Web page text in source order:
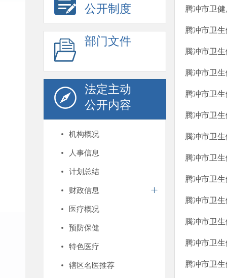
公开制度
部门文件
法定主动
公开内容
机构概况
人事信息
计划总结
财政信息
医疗概况
预防保健
特色医疗
辖区名医推荐
腾冲市卫
腾冲市卫
腾冲市卫
腾冲市卫
腾冲市卫
腾冲市卫
腾冲市卫
腾冲市卫
腾冲市卫
腾冲市卫
腾冲市卫
腾冲市卫
腾冲市卫